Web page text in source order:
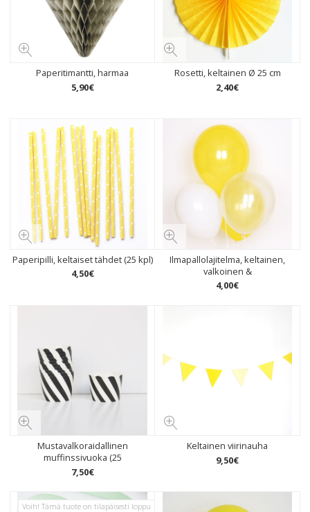
Paperitimantti, harmaa
5,90€
Rosetti, keltainen Ø 25 cm
2,40€
Paperipilli, keltaiset tähdet (25 kpl)
4,50€
Ilmapallolajitelma, keltainen,
valkoinen &
4,00€
Mustavalkoraidallinen
muffinssivuoka (25
7,50€
Keltainen viirinauha
9,50€
Voih! Tämä tuote on tilapäisesti loppu